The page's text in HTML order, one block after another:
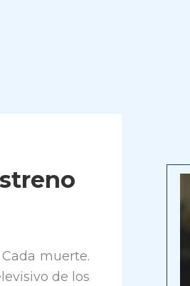
muerte.
de los